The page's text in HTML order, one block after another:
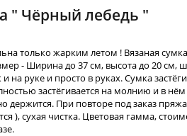
" Чёрный лебедь "
только жарким летом ! Вязаная
- Ширина до 37 см, высота до 20 см,
и на руке и просто в руках. Сумка
застёгивается на молнию и в
держится. При повторе под заказ
), сухая чистка. Цветовая гамма,